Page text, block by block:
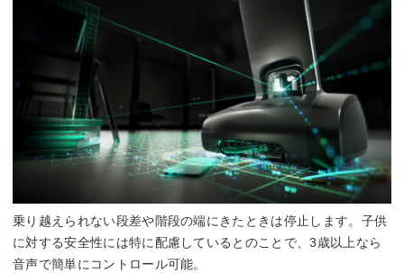
乗り越えられない段差や階段の端にきたときは停止します。子供
に対する安全性には特に配慮しているとのことで、3歳以上なら
音声で簡単にコントロール可能。